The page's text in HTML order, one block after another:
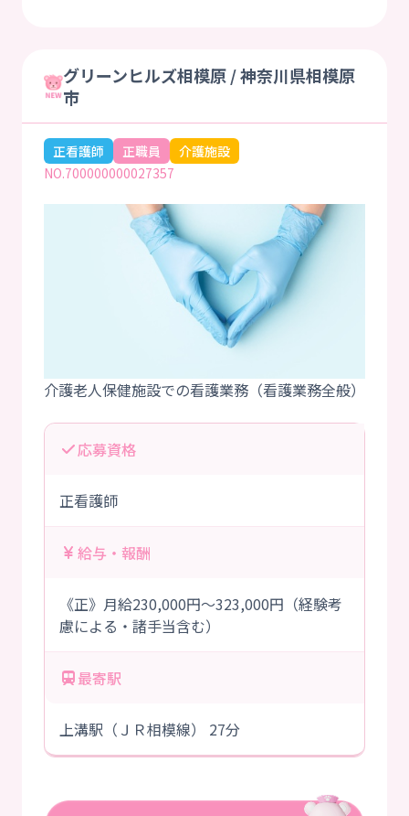
グリーンヒルズ相模原 / 神奈川県相模原
市
正看護師 正職員
介護施設
NO.700000000027357
応募資格
正看護師
給与・報酬
《正》月給230,000円～323,000円（経験考
慮による・諸手当含む）
最寄駅
上溝駅（ＪＲ相模線） 27分